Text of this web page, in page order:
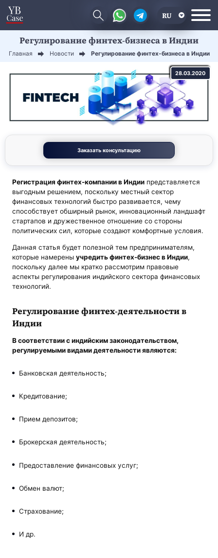
RU
EN
CN
Регулирование финтех-бизнеса в Индии
Главная Новости Регулирование финтех-бизнеса в Индии
28.03.2020
Заказать консультацию
Регистрация финтех-компании в Индии представляется
выгодным решением, поскольку местный сектор
финансовых технологий быстро развивается, чему
способствует обширный рынок, инновационный ландшафт
стартапов и дружественное отношение со стороны
политических сил, которые создают комфортные условия.
Данная статья будет полезной тем предпринимателям,
которые намереныучредить финтех-бизнес в Индии,
поскольку далее мы кратко рассмотрим правовые
аспекты регулирования индийского сектора финансовых
технологий.
Регулирование финтех-деятельности в
Индии
В соответствии с индийским законодательством,
регулируемыми видами деятельности являются:
Банковская деятельность;
Кредитование;
Прием депозитов;
Брокерская деятельность;
Предоставление финансовых услуг;
Обмен валют;
Страхование;
И др.